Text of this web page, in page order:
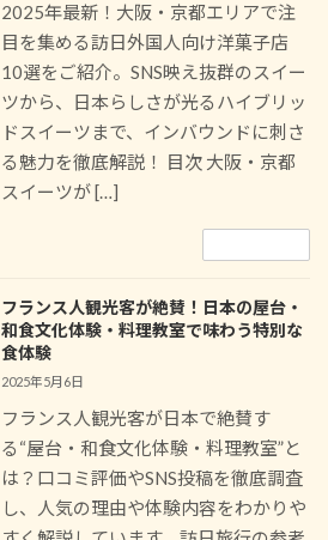
2025年最新！大阪・京都エリアで注
目を集める訪日外国人向け洋菓子店
10選をご紹介。SNS映え抜群のスイー
ツから、日本らしさが光るハイブリッ
ドスイーツまで、インバウンドに刺さ
る魅力を徹底解説！ 目次 大阪・京都
スイーツが […]
フランス人観光客が絶賛！日本の屋台・
和食文化体験・料理教室で味わう特別な
食体験
2025年5月6日
フランス人観光客が日本で絶賛す
る“屋台・和食文化体験・料理教室”と
は？口コミ評価やSNS投稿を徹底調査
し、人気の理由や体験内容をわかりや